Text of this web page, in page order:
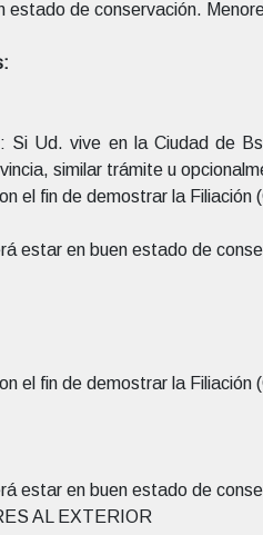
de conservación.
Si Ud. vive en la Ciudad de
similar trámite u
el fin de demostrar la Filiación
estar en buen estado de
el fin de demostrar la Filiación
estar en buen estado de
AL EXTERIOR